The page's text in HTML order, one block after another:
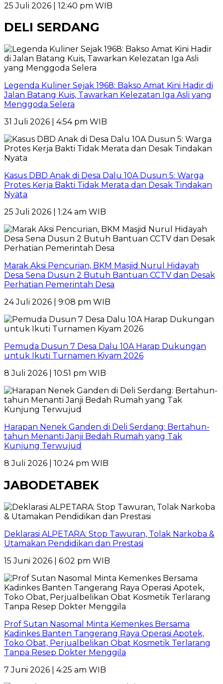
25 Juli 2026 | 12:40 pm WIB
DELI SERDANG
Legenda Kuliner Sejak 1968: Bakso Amat Kini Hadir di
Jalan Batang Kuis, Tawarkan Kelezatan Iga Asli yang
Menggoda Selera
31 Juli 2026 | 4:54 pm WIB
Kasus DBD Anak di Desa Dalu 10A Dusun 5: Warga
Protes Kerja Bakti Tidak Merata dan Desak Tindakan
Nyata
25 Juli 2026 | 1:24 am WIB
Marak Aksi Pencurian, BKM Masjid Nurul Hidayah
Desa Sena Dusun 2 Butuh Bantuan CCTV dan Desak
Perhatian Pemerintah Desa
24 Juli 2026 | 9:08 pm WIB
Pemuda Dusun 7 Desa Dalu 10A Harap Dukungan
untuk Ikuti Turnamen Kiyam 2026
8 Juli 2026 | 10:51 pm WIB
Harapan Nenek Ganden di Deli Serdang: Bertahun-
tahun Menanti Janji Bedah Rumah yang Tak
Kunjung Terwujud
8 Juli 2026 | 10:24 pm WIB
JABODETABEK
Deklarasi ALPETARA: Stop Tawuran, Tolak Narkoba &
Utamakan Pendidikan dan Prestasi
15 Juni 2026 | 6:02 pm WIB
Prof Sutan Nasomal Minta Kemenkes Bersama
Kadinkes Banten Tangerang Raya Operasi Apotek,
Toko Obat, Perjualbelikan Obat Kosmetik Terlarang
Tanpa Resep Dokter Menggila
7 Juni 2026 | 4:25 am WIB